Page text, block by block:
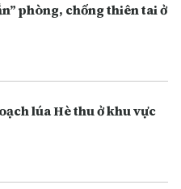
phòng, chống thiên tai ở
lúa Hè thu ở khu vực